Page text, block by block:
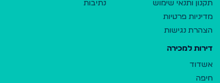
תקנון ותנאי שימוש
מדיניות פרטיות
הצהרת נגישות
נתיבות
דירות למכירה
אשדוד
חיפה